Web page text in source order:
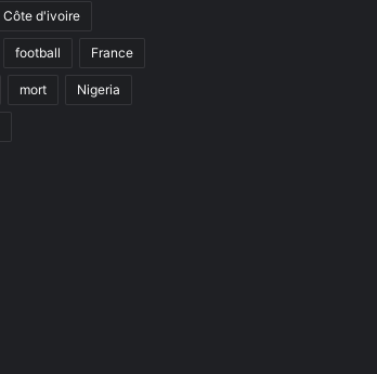
Côte d'ivoire
football France
mort Nigeria